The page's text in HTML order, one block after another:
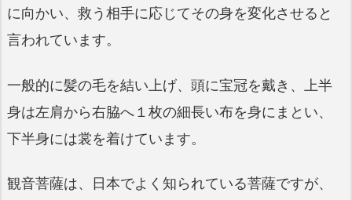
に向かい、救う相手に応じてその身を変化させると
言われています。
一般的に髪の毛を結い上げ、頭に宝冠を戴き、上半
身は左肩から右脇へ１枚の細長い布を身にまとい、
下半身には裳を着けています。
観音菩薩は、日本でよく知られている菩薩ですが、